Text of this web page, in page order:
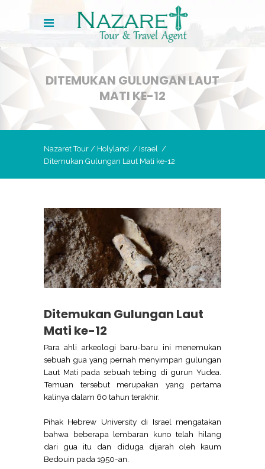
DITEMUKAN GULUNGAN LAUT
MATI KE-12
Nazaret Tour / Holyland / Israel /
Ditemukan Gulungan Laut Mati ke-12
Ditemukan Gulungan Laut
Mati ke-12
Para ahli arkeologi baru-baru ini menemukan
sebuah gua yang pernah menyimpan gulungan
Laut Mati pada sebuah tebing di gurun Yudea.
Temuan tersebut merupakan yang pertama
kalinya dalam 60 tahun terakhir.
Pihak Hebrew University di Israel mengatakan
bahwa beberapa lembaran kuno telah hilang
dari gua itu dan diduga dijarah oleh kaum
Bedouin pada 1950-an.